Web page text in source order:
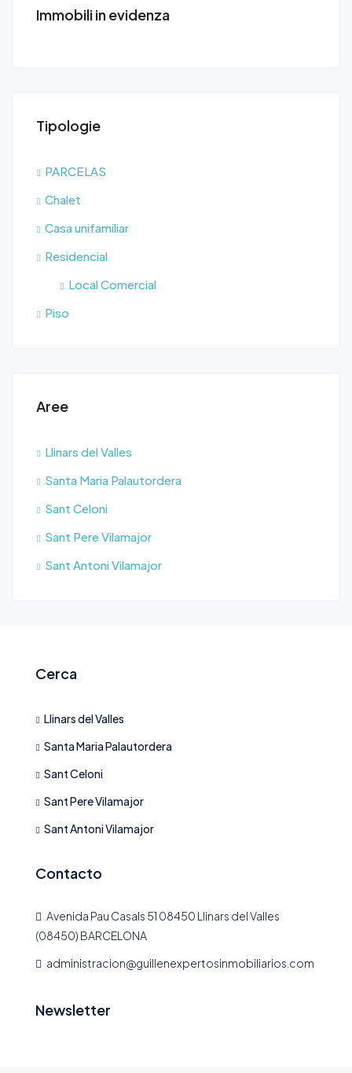
Immobili in evidenza
Tipologie
PARCELAS
Chalet
Casa unifamiliar
Residencial
Local Comercial
Piso
Aree
Llinars del Valles
Santa Maria Palautordera
Sant Celoni
Sant Pere Vilamajor
Sant Antoni Vilamajor
Cerca
Llinars del Valles
Santa Maria Palautordera
Sant Celoni
Sant Pere Vilamajor
Sant Antoni Vilamajor
Contacto
Avenida Pau Casals 51 08450 Llinars del Valles
(08450) BARCELONA
administracion@guillenexpertosinmobiliarios.com
Newsletter